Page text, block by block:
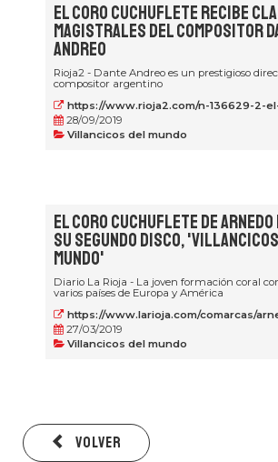
El coro Cuchuflete recibe
magistrales del compositor
Andreo
Rioja2 - Dante Andreo es un prestigioso
compositor argentino
https://www.rioja2.com/n-136629-2-el-coro-cuchuflete-recibe-clases-magistrales-
28/09/2019
Villancicos del mundo
El Coro Cuchuflete de
su segundo disco,
mundo'
Diario La Rioja - La joven formación coral
varios países de Europa y América
https://www.larioja.com/comarcas/arnedo/coro-cuchuflete-arnedo-
27/03/2019
Villancicos del mundo
Volver